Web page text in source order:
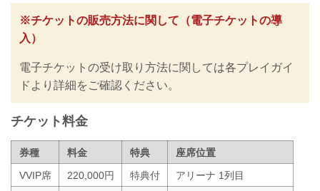
※チケットの販売方法に関して（電子チケットの導
入）
電子チケットの受け取り方法に関しては各プレイガイ
ドより詳細をご確認ください。
チケット料金
券種 料金 特典
座席位置
VVIP席
220,000円 特典付
アリーナ 1列目